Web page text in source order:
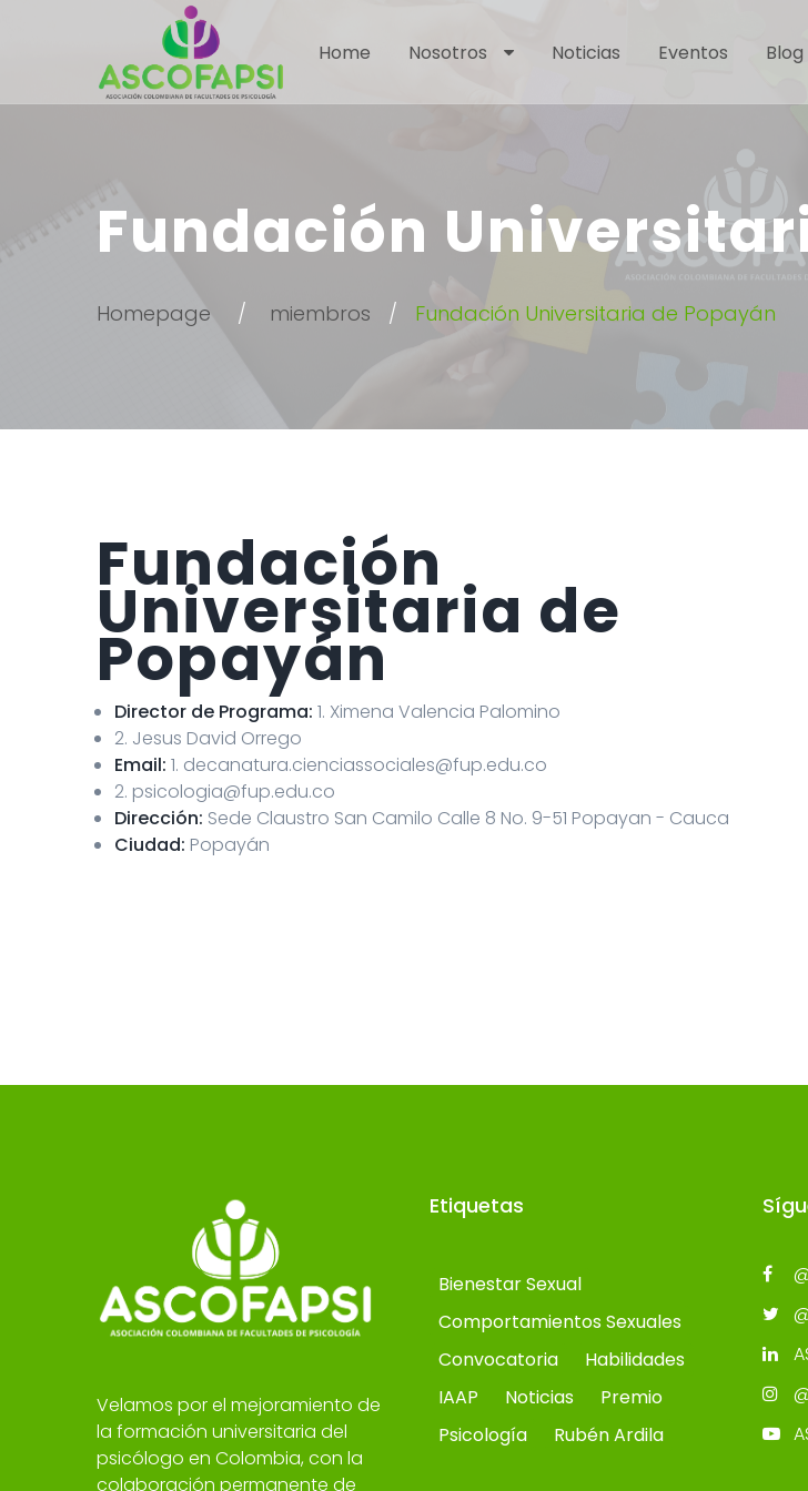
Home Nosotros Noticias Eventos Blog
Fundación
Homepage miembros Fundación Universitaria de Popayán
Fundación
Universitaria de
Popayán
Director de Programa: 1. Ximena Valencia Palomino
2. Jesus David Orrego
Email: 1. decanatura.cienciassociales@fup.edu.co
2. psicologia@fup.edu.co
Dirección: Sede Claustro San Camilo Calle 8 No. 9-51 Popayan - Cauca
Ciudad: Popayán
Velamos por el mejoramiento de
la formación universitaria del
psicólogo en Colombia, con la
colaboración permanente de
Etiquetas
Bienestar Sexual
Comportamientos Sexuales
Convocatoria
Habilidades
IAAP
Noticias
Premio
Psicología
Rubén Ardila